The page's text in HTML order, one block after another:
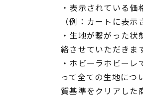
・表示されている価
（例：カートに表
・生地が繋がった
絡させていただきま
・ホビーラホビー
って全ての生地につ
質基準をクリアした